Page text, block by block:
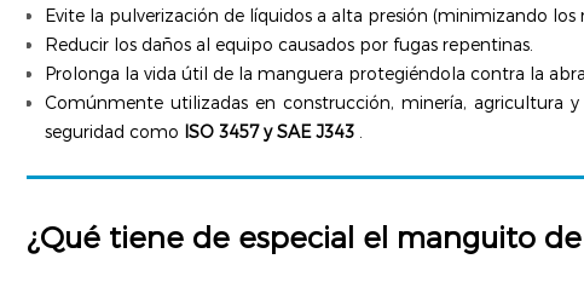
Evite la pulverización de líquidos a alta presión (minimizando los
Reducir los daños al equipo causados por fugas repentinas.
Prolonga la vida útil de la manguera protegiéndola contra la
Comúnmente utilizadas en construcción, minería, agricultura
seguridad como ISO 3457 y SAE J343
¿Qué tiene de especial el manguito